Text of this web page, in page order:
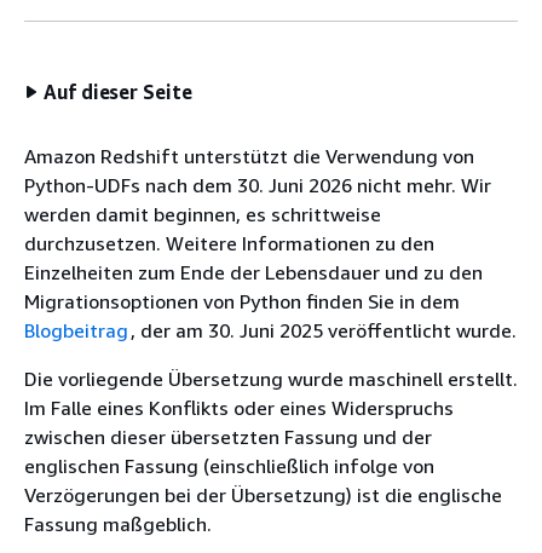
Auf dieser Seite
Amazon Redshift unterstützt die Verwendung von
Python-UDFs nach dem 30. Juni 2026 nicht mehr. Wir
werden damit beginnen, es schrittweise
durchzusetzen. Weitere Informationen zu den
Einzelheiten zum Ende der Lebensdauer und zu den
Migrationsoptionen von Python finden Sie in dem
Blogbeitrag , der am 30. Juni 2025 veröffentlicht wurde.
Die vorliegende Übersetzung wurde maschinell erstellt.
Im Falle eines Konflikts oder eines Widerspruchs
zwischen dieser übersetzten Fassung und der
englischen Fassung (einschließlich infolge von
Verzögerungen bei der Übersetzung) ist die englische
Fassung maßgeblich.